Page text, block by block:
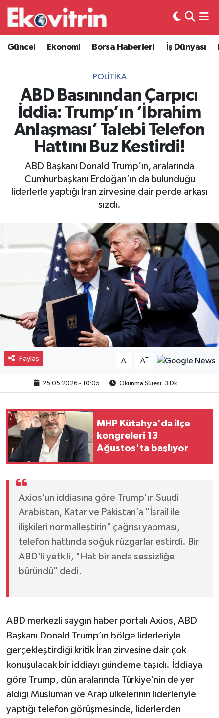
Güncel Ekonomi Borsa Haberleri İş Dünyası
POLITIKA
ABD Basınından Çarpıcı
İddia: Trump’ın ‘İbrahim
Anlaşması’ Talebi Telefon
Hattını Buz Kestirdi!
ABD Başkanı Donald Trump’ın, aralarında
Cumhurbaşkanı Erdoğan’ın da bulunduğu
liderlerle yaptığı İran zirvesine dair perde arkası
sızdı.
Paylaş A- A+
25.05.2026 - 10:05 Okunma Süresi: 3 Dk
MHP Kütahya'da ilçe
kongreleri 13
Ağustos'ta başlıyor
Axios’un iddiasına göre Trump’ın Suudi
Arabistan, Katar ve Pakistan’a "İsrail ile
ilişkileri normalleştirin" çağrısı yapması,
telefon hattında soğuk rüzgarlar estirdi. Bir
ABD'li yetkili, "Hat bir anda sessizliğe
büründü" dedi.
ABD merkezli saygın haber portalı Axios, ABD
Başkanı Donald Trump’ın bölge liderleriyle
gerçekleştirdiği kritik İran zirvesine dair çok
konuşulacak bir iddiayı gündeme taşıdı. İddiaya
göre Trump, dün aralarında Türkiye’nin de yer
aldığı Müslüman ve Arap ülkelerinin liderleriyle
yaptığı telefon görüşmesinde, liderlerden
Güncel
Ekonomi
Borsa Haberleri
İş Dünyası
Lojistik
Otovitrin
Asayiş
Gayrimenkul
Eğitim
Hava Durumu
Trafik Durumu
Süper Lig Puan Durumu ve Fikstür
Tüm Manşetler
Son Dakika Haberleri
Haber Arşivi